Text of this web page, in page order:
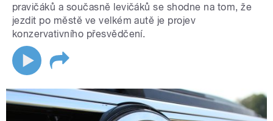
pravičáků a současně levičáků se shodne na tom, že
jezdit po městě ve velkém autě je projev
konzervativního přesvědčení.